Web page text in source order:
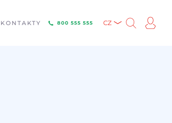
KONTAKTY 800 555 555 CZ